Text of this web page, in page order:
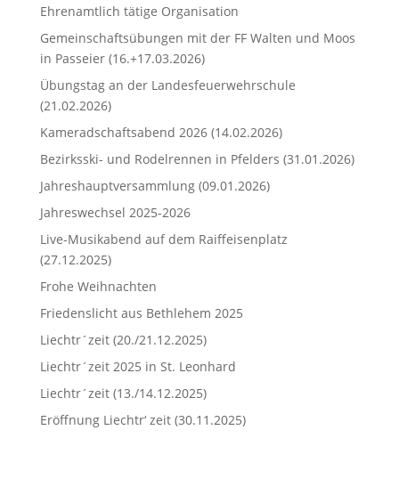
Ehrenamtlich tätige Organisation
Gemeinschaftsübungen mit der FF Walten und Moos
in Passeier (16.+17.03.2026)
Übungstag an der Landesfeuerwehrschule
(21.02.2026)
Kameradschaftsabend 2026 (14.02.2026)
Bezirksski- und Rodelrennen in Pfelders (31.01.2026)
Jahreshauptversammlung (09.01.2026)
Jahreswechsel 2025-2026
Live-Musikabend auf dem Raiffeisenplatz
(27.12.2025)
Frohe Weihnachten
Friedenslicht aus Bethlehem 2025
Liechtr´zeit (20./21.12.2025)
Liechtr´zeit 2025 in St. Leonhard
Liechtr´zeit (13./14.12.2025)
Eröffnung Liechtr‘ zeit (30.11.2025)